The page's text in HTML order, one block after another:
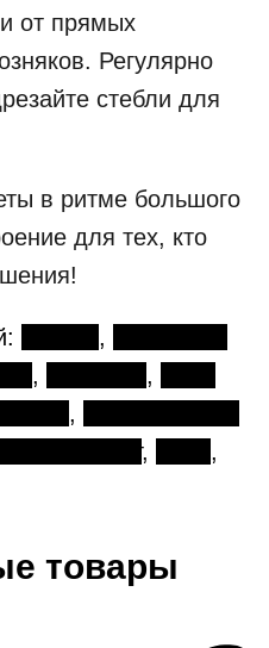
от прямых
Регулярно
стебли для
в ритме большого
для тех, кто
,
, ,
,
,
,
товары